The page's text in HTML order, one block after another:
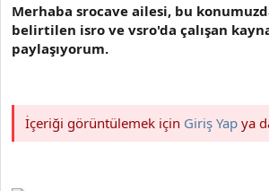
a
n
h
i
Merhaba srocave ailesi, bu
belirtilen isro ve vsro'da çalışan
paylaşıyorum.
İçeriği görüntülemek için Giriş Yap ya